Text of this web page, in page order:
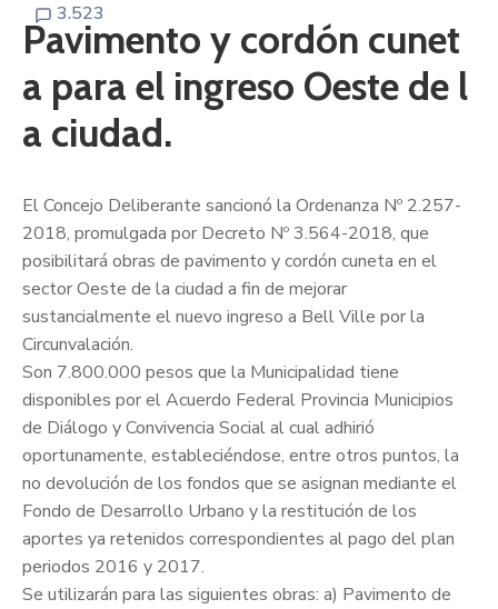
3.523
Pavimento y cordón cunet
a para el ingreso Oeste de l
a ciudad.
El Concejo Deliberante sancionó la Ordenanza Nº 2.257-
2018, promulgada por Decreto Nº 3.564-2018, que
posibilitará obras de pavimento y cordón cuneta en el
sector Oeste de la ciudad a fin de mejorar
sustancialmente el nuevo ingreso a Bell Ville por la
Circunvalación.
Son 7.800.000 pesos que la Municipalidad tiene
disponibles por el Acuerdo Federal Provincia Municipios
de Diálogo y Convivencia Social al cual adhirió
oportunamente, estableciéndose, entre otros puntos, la
no devolución de los fondos que se asignan mediante el
Fondo de Desarrollo Urbano y la restitución de los
aportes ya retenidos correspondientes al pago del plan
periodos 2016 y 2017.
Se utilizarán para las siguientes obras: a) Pavimento de